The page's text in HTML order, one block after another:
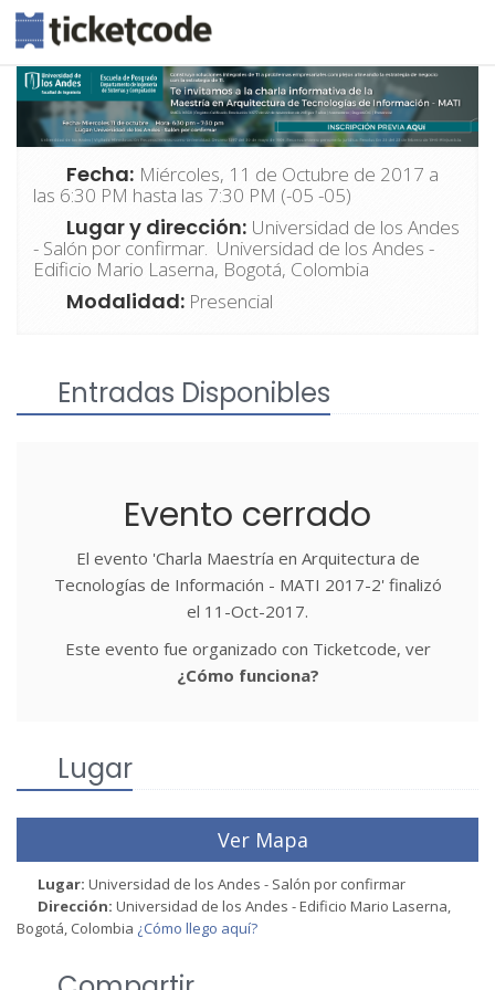
Fecha: Miércoles, 11 de Octubre de 2017 a
las 6:30 PM hasta las 7:30 PM (-05 -05)
Lugar y dirección: Universidad de los Andes
- Salón por confirmar. Universidad de los Andes -
Edificio Mario Laserna, Bogotá, Colombia
Modalidad: Presencial
Entradas Disponibles
Evento cerrado
El evento 'Charla Maestría en Arquitectura de
Tecnologías de Información - MATI 2017-2' finalizó
el 11-Oct-2017.
Este evento fue organizado con Ticketcode, ver
¿Cómo funciona?
Lugar
Ver Mapa
Lugar:Universidad de los Andes - Salón por confirmar
Dirección:Universidad de los Andes - Edificio Mario Laserna,
Bogotá, Colombia ¿Cómo llego aquí?